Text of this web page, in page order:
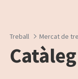
Treball Mercat de